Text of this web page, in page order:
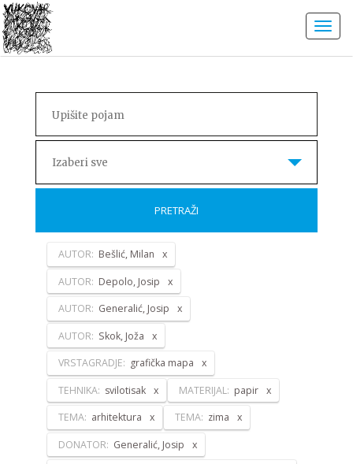
Izaberi sve
PRETRAŽI
AUTOR: Bešlić, Milan
AUTOR: Depolo, Josip
AUTOR: Generalić, Josip
AUTOR: Skok, Joža
VRSTAGRADJE: grafička mapa
TEHNIKA: svilotisak MATERIJAL: papir
TEMA: arhitektura TEMA: zima
DONATOR: Generalić, Josip